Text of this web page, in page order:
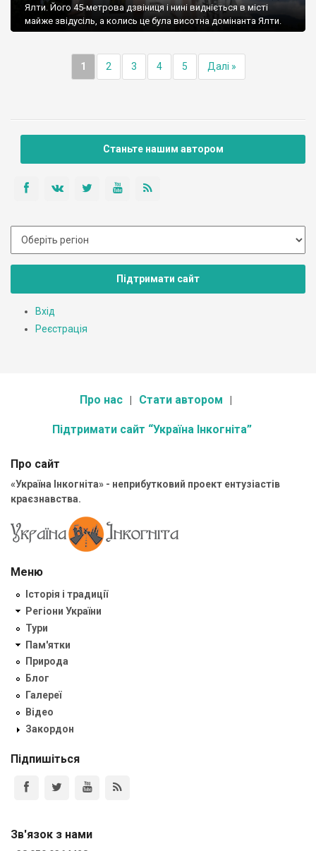
Ялти. Його 45-метрова дзвіниця і нині видніється в місті
майже звідусіль, а колись це була висотна домінанта Ялти.
1 2 3 4 5 Далі »
Станьте нашим автором
Підтримати сайт
Вхід
Реєстрація
Про нас Стати автором
Підтримати сайт “Україна Інкогніта”
Про сайт
«Україна Інкогніта» - неприбутковий проект ентузіастів
краєзнавства.
Меню
Історія і традиції
Регіони України
Тури
Пам'ятки
Природа
Блог
Галереї
Відео
Закордон
Підпишіться
Зв'язок з нами